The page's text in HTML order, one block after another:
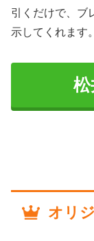
引くだけで、ブ
示してくれます
オリ